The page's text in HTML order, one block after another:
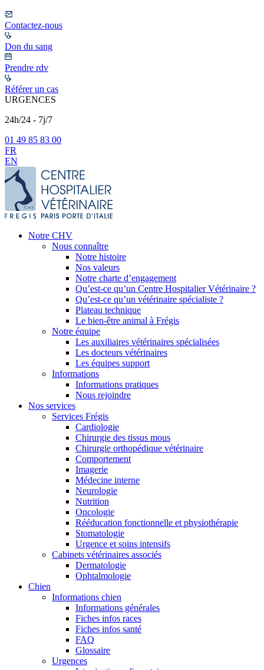
Contactez-nous
Don du sang
Prendre rdv
Référer un cas
URGENCES
24h/24 - 7j/7
01 49 85 83 00
FR
EN
Notre CHV
Nous connaître
Notre histoire
Nos valeurs
Notre charte d’engagement
Qu’est-ce qu’un Centre Hospitalier Vétérinaire ?
Qu’est-ce qu’un vétérinaire spécialiste ?
Plateau technique
Le bien-être animal à Frégis
Notre équipe
Les auxiliaires vétérinaires spécialisées
Les docteurs vétérinaires
Les équipes support
Informations
Informations pratiques
Nous rejoindre
Nos services
Services Frégis
Cardiologie
Chirurgie des tissus mous
Chirurgie orthopédique vétérinaire
Comportement
Imagerie
Médecine interne
Neurologie
Nutrition
Oncologie
Rééducation fonctionnelle et physiothérapie
Stomatologie
Urgence et soins intensifs
Cabinets vétérinaires associés
Dermatologie
Ophtalmologie
Chien
Informations chien
Informations générales
Fiches infos races
Fiches infos santé
FAQ
Glossaire
Urgences